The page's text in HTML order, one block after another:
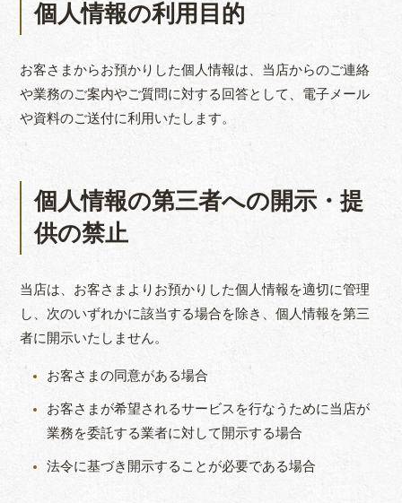
個人情報の利用目的
お客さまからお預かりした個人情報は、当店からのご連絡
や業務のご案内やご質問に対する回答として、電子メール
や資料のご送付に利用いたします。
個人情報の第三者への開示・提
供の禁止
当店は、お客さまよりお預かりした個人情報を適切に管理
し、次のいずれかに該当する場合を除き、個人情報を第三
者に開示いたしません。
お客さまの同意がある場合
お客さまが希望されるサービスを行なうために当店が
業務を委託する業者に対して開示する場合
法令に基づき開示することが必要である場合